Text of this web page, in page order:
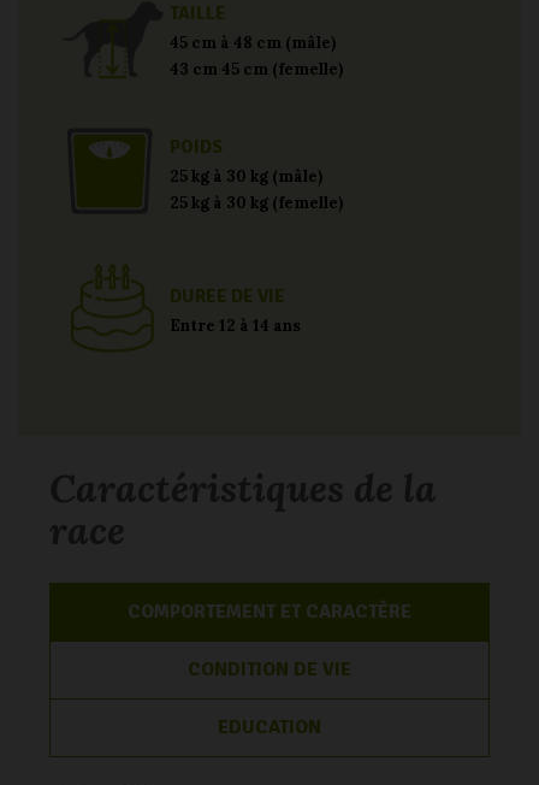
TAILLE
45 cm à 48 cm (mâle)
43 cm 45 cm (femelle)
POIDS
25 kg à 30 kg (mâle)
25 kg à 30 kg (femelle)
DUREE DE VIE
Entre 12 à 14 ans
COMPORTEMENT ET CARACTÈRE
CONDITION DE VIE
EDUCATION